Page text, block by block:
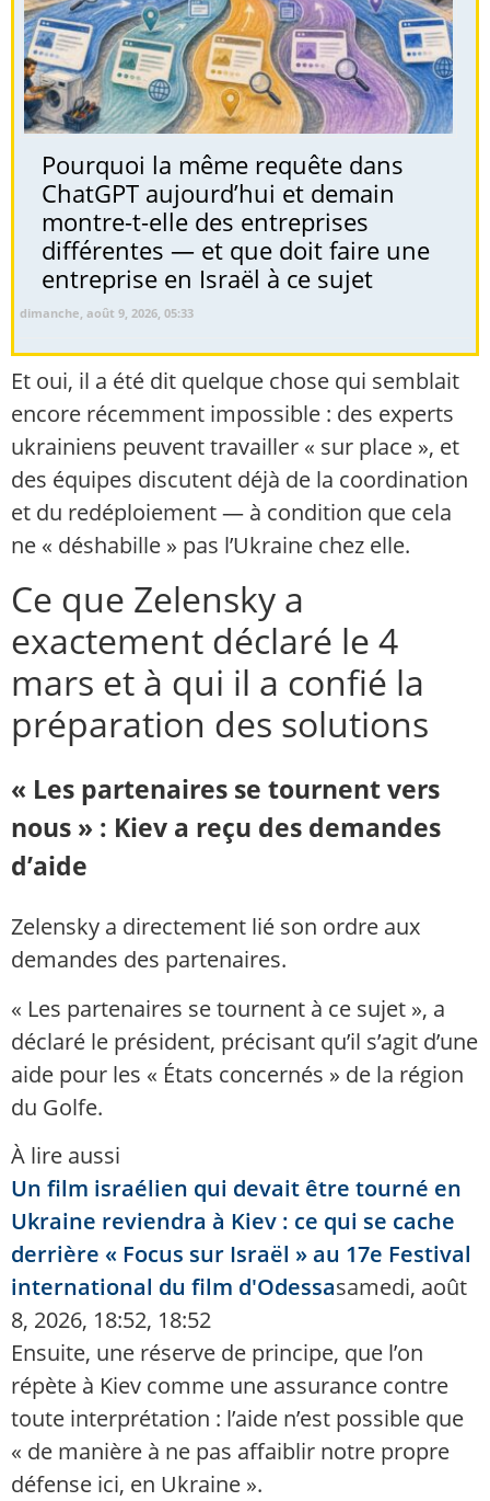
Pourquoi la même requête dans
ChatGPT aujourd’hui et demain
montre-t-elle des entreprises
différentes — et que doit faire une
entreprise en Israël à ce sujet
dimanche, août 9, 2026, 05:33
Et oui, il a été dit quelque chose qui semblait
encore récemment impossible : des experts
ukrainiens peuvent travailler « sur place », et
des équipes discutent déjà de la coordination
et du redéploiement — à condition que cela
ne « déshabille » pas l’Ukraine chez elle.
Ce que Zelensky a
exactement déclaré le 4
mars et à qui il a confié la
préparation des solutions
« Les partenaires se tournent vers
nous » : Kiev a reçu des demandes
d’aide
Zelensky a directement lié son ordre aux
demandes des partenaires.
« Les partenaires se tournent à ce sujet », a
déclaré le président, précisant qu’il s’agit d’une
aide pour les « États concernés » de la région
du Golfe.
À lire aussi
Un film israélien qui devait être tourné en
Ukraine reviendra à Kiev : ce qui se cache
derrière « Focus sur Israël » au 17e Festival
international du film d'Odessasamedi, août
8, 2026, 18:52, 18:52
Ensuite, une réserve de principe, que l’on
répète à Kiev comme une assurance contre
toute interprétation : l’aide n’est possible que
« de manière à ne pas affaiblir notre propre
défense ici, en Ukraine ».